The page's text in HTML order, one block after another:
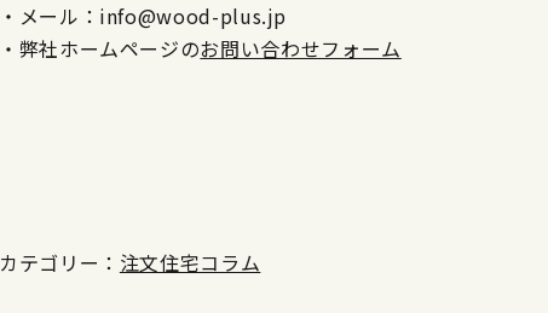
・メール：info@wood-plus.jp
・弊社ホームページのお問い合わせフォーム
カテゴリー： 注文住宅コラム